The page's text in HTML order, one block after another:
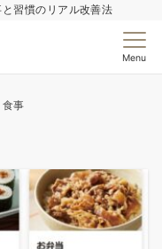
習慣のリアル改善法
Menu
食事